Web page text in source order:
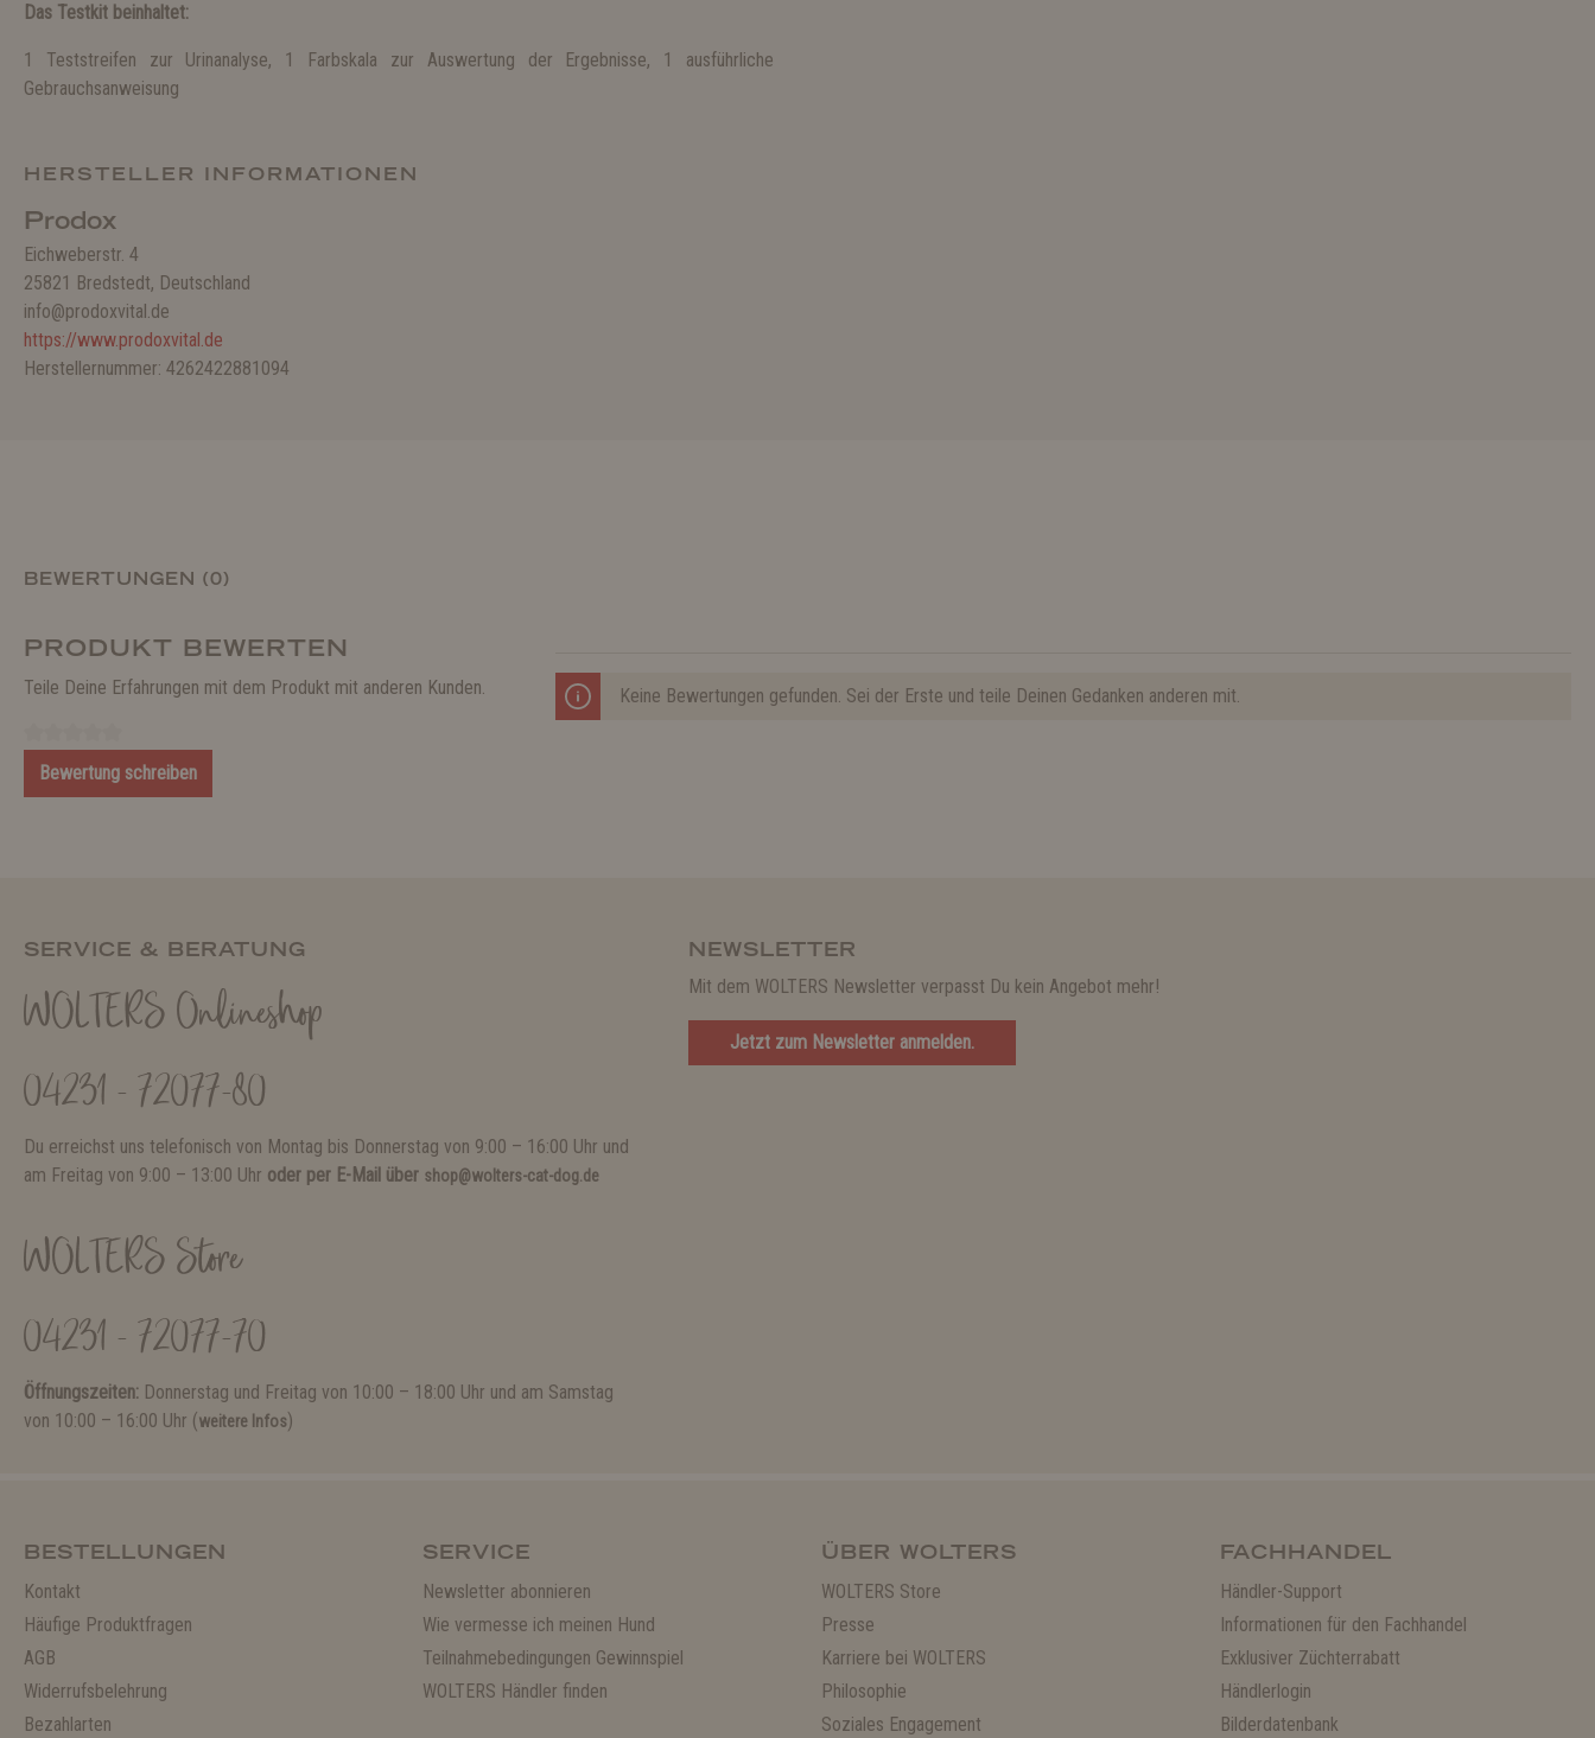
Das Testkit beinhaltet:
1 Teststreifen zur Urinanalyse, 1 Farbskala zur Auswertung der Ergebnisse, 1 ausführliche
Gebrauchsanweisung
HERSTELLER INFORMATIONEN
Prodox
Eichweberstr. 4
25821 Bredstedt, Deutschland
info@prodoxvital.de
https://www.prodoxvital.de
Herstellernummer: 4262422881094
BEWERTUNGEN (0)
PRODUKT BEWERTEN
Teile Deine Erfahrungen mit dem Produkt mit anderen Kunden.
Bewertung schreiben
Keine Bewertungen gefunden. Sei der Erste und teile Deinen Gedanken anderen mit.
SERVICE & BERATUNG
WOLTERS Onlineshop
04231 - 72077-80
Du erreichst uns telefonisch von Montag bis Donnerstag von 9:00 – 16:00 Uhr und
am Freitag von 9:00 – 13:00 Uhr oder per E-Mail über shop@wolters-cat-dog.de
WOLTERS Store
04231 - 72077-70
Öffnungszeiten: Donnerstag und Freitag von 10:00 – 18:00 Uhr und am Samstag
von 10:00 – 16:00 Uhr (weitere Infos)
NEWSLETTER
Mit dem WOLTERS Newsletter verpasst Du kein Angebot mehr!
Jetzt zum Newsletter anmelden.
BESTELLUNGEN
Kontakt
Häufige Produktfragen
AGB
Widerrufsbelehrung
Bezahlarten
SERVICE
Newsletter abonnieren
Wie vermesse ich meinen Hund
Teilnahmebedingungen Gewinnspiel
WOLTERS Händler finden
ÜBER WOLTERS
WOLTERS Store
Presse
Karriere bei WOLTERS
Philosophie
Soziales Engagement
FACHHANDEL
Händler-Support
Informationen für den Fachhandel
Exklusiver Züchterrabatt
Händlerlogin
Bilderdatenbank